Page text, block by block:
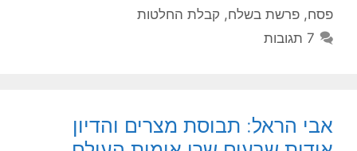
פסח, פרשת בשלח, קבלת החלטות
7 תגובות
אבי הראל: תבוסת מצרים והדיון